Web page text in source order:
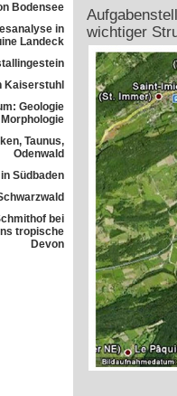
Bodensee
in
Landeck
Kaiserstuhl
Geologie
Taunus,
Odenwald
Südbaden
bei
tropische
Devon
wichtiger